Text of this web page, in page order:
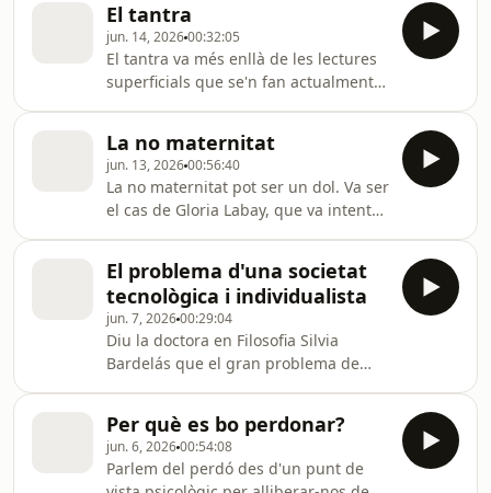
diu, ho faria segons el caràcter.
Gaspar Hernández en parla amb els
psicòlegs Joan Quintana, Thais Casals
i Joana Frigolé.
El tantra
jun. 14, 202600:32:05
El tantra va més enllà de les lectures
superficials que se'n fan actualment.
anem a l'arrel per aclarir dubtes
d'aquesta ciència mil·lenària amb
origen a l'Índia.
La no maternitat
jun. 13, 202600:56:40
La no maternitat pot ser un dol. Va ser
el cas de Gloria Labay, que va intentar
llevadora, convivint amb la maternitat
aliena i sostenint la seva ferida
silenciosa. Per donar a conèixer la
seva experiència i ajudar altres
dones, ha escrit el llibre "Ser sin ser
madre", de l'editorial Lunwerg.
El problema d'una societat
tecnològica i individualista
jun. 7, 202600:29:04
Diu la doctora en Filosofia Silvia
Bardelás que el gran problema de
ha dut una societat profundament
tecnològica i individualista. Gaspar
Hernández en parla arran de la
Per què es bo perdonar?
jun. 6, 202600:54:08
Parlem del perdó des d'un punt de